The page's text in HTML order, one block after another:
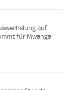
auf
für Mwanga